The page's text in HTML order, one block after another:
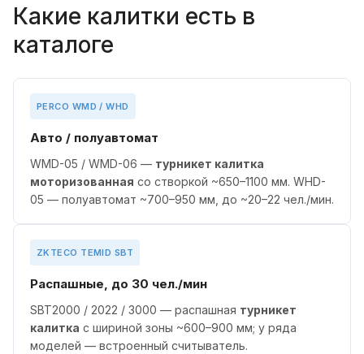
Какие калитки есть в
каталоге
PERCO WMD / WHD
Авто / полуавтомат
WMD-05 / WMD-06 — турникет калитка
моторизованная со створкой ~650–1100 мм. WHD-
05 — полуавтомат ~700–950 мм, до ~20–22 чел./мин.
ZKTECO TEMID SBT
Распашные, до 30 чел./мин
SBT2000 / 2022 / 3000 — распашная турникет
калитка с шириной зоны ~600–900 мм; у ряда
моделей — встроенный считыватель.